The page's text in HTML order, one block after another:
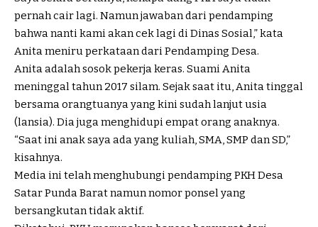
pernah cair lagi. Namun jawaban dari pendamping
bahwa nanti kami akan cek lagi di Dinas Sosial,” kata
Anita meniru perkataan dari Pendamping Desa.
Anita adalah sosok pekerja keras. Suami Anita
meninggal tahun 2017 silam. Sejak saat itu, Anita tinggal
bersama orangtuanya yang kini sudah lanjut usia
(lansia). Dia juga menghidupi empat orang anaknya.
“Saat ini anak saya ada yang kuliah, SMA, SMP dan SD,”
kisahnya.
Media ini telah menghubungi pendamping PKH Desa
Satar Punda Barat namun nomor ponsel yang
bersangkutan tidak aktif.